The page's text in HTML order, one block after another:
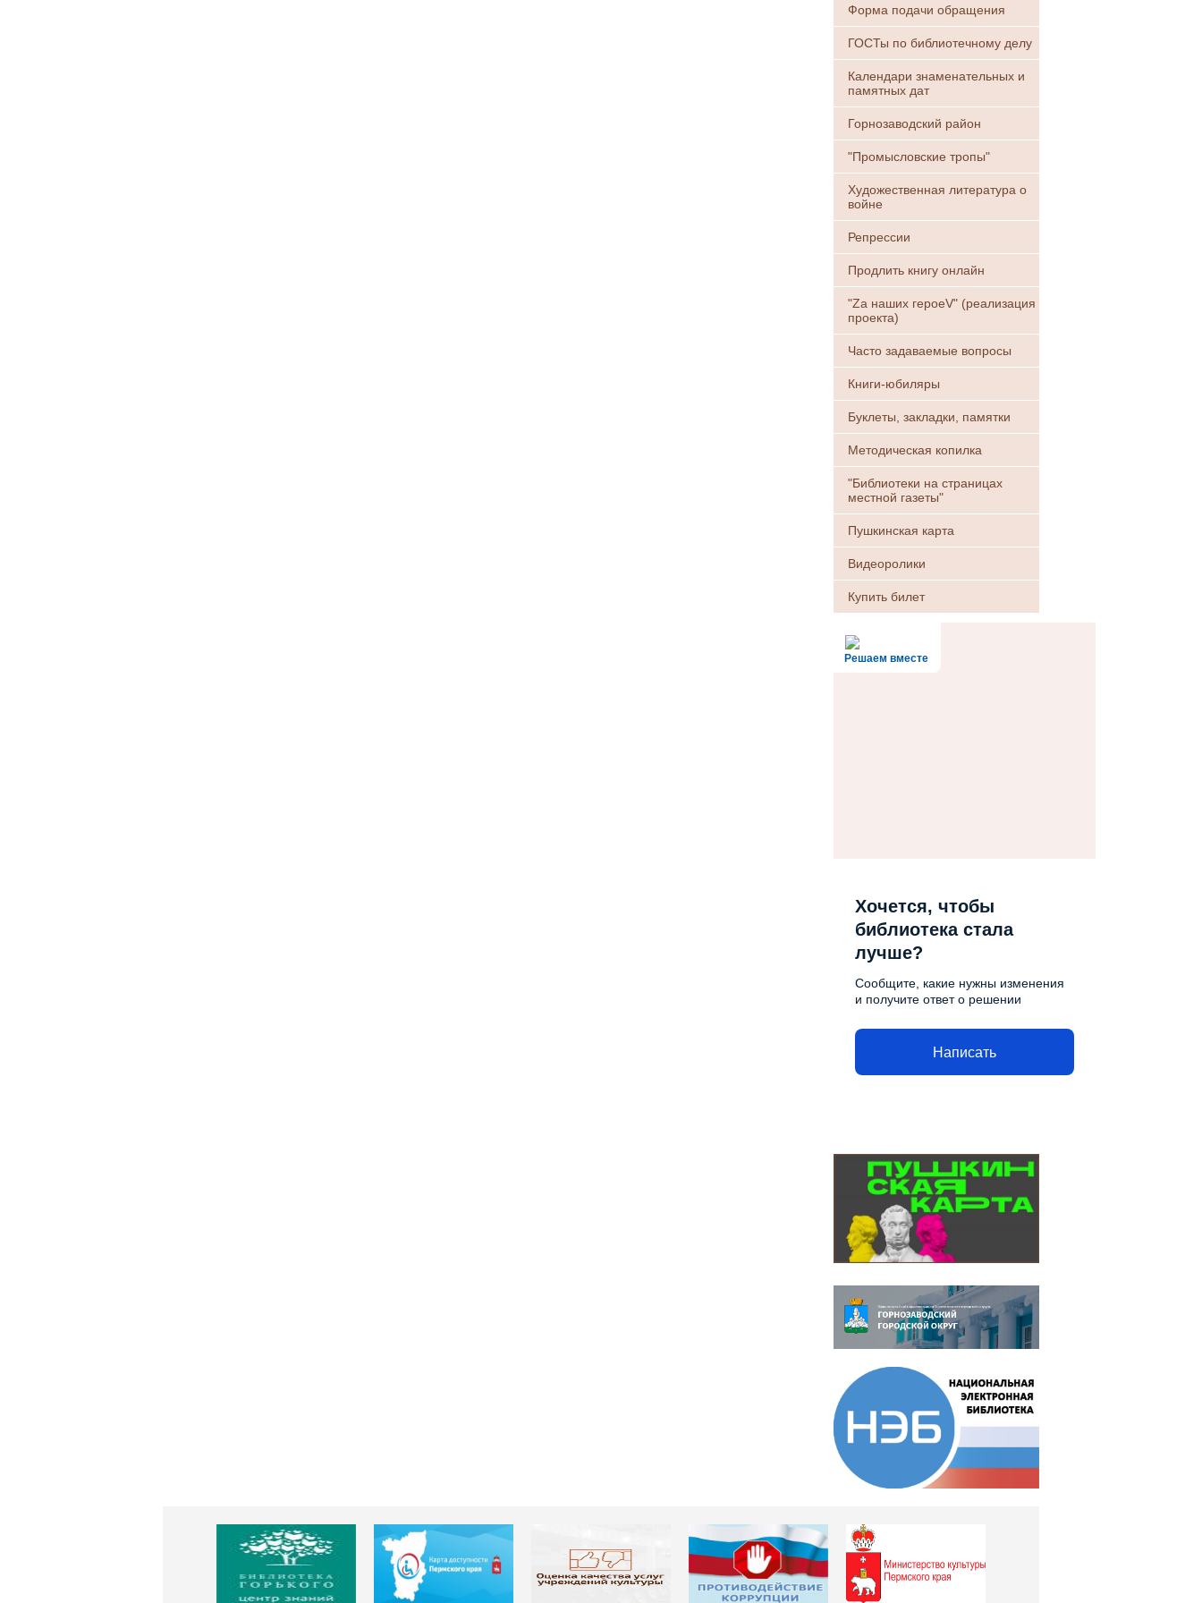
Форма подачи обращения
ГОСТы по библиотечному делу
Календари знаменательных и
памятных дат
Горнозаводский район
"Промысловские тропы"
Художественная литература о
войне
Репрессии
Продлить книгу онлайн
"Zа наших героеV" (реализация
проекта)
Часто задаваемые вопросы
Книги-юбиляры
Буклеты, закладки, памятки
Методическая копилка
"Библиотеки на страницах
местной газеты"
Пушкинская карта
Видеоролики
Купить билет
Решаем вместе
Хочется, чтобы
библиотека стала
лучше?
Сообщите, какие нужны изменения
и получите ответ о решении
Написать